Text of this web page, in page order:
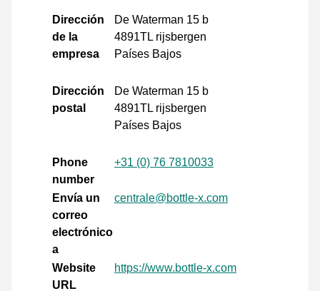
Dirección
de la
empresa
De Waterman 15 b
4891TL rijsbergen
Países Bajos
Dirección
postal
De Waterman 15 b
4891TL rijsbergen
Países Bajos
Phone
number
+31 (0) 76 7810033
Envía un
correo
electrónico
a
centrale@bottle-x.com
Website
URL
https://www.bottle-x.com